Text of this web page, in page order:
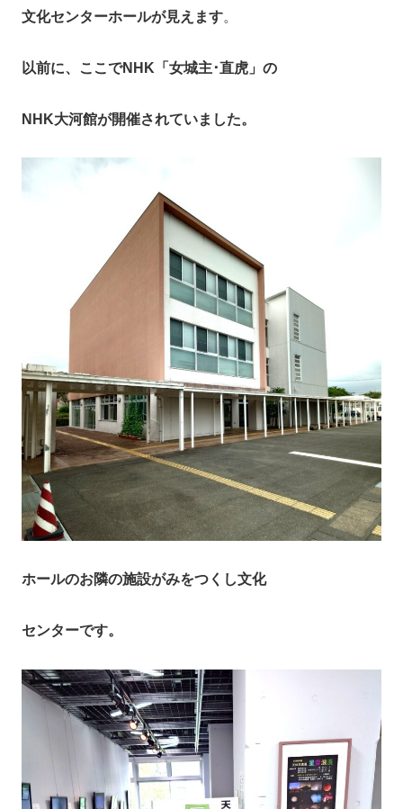
文化センターホールが見えます。
以前に、ここでNHK「女城主･直虎」の
NHK大河館が開催されていました。
ホールのお隣の施設がみをつくし文化
センターです。